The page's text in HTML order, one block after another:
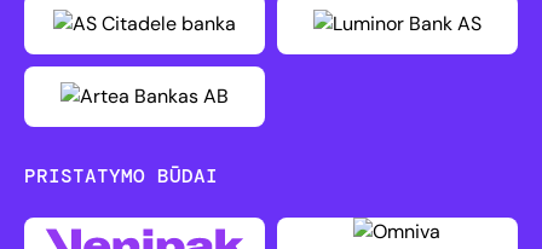
PRISTATYMO BŪDAI